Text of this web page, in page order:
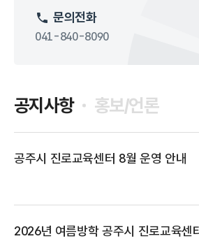
문의전화
041-840-8090
공지사항 홍보/언론
공주시 진로교육센터 8월 운영 안내
2026년 여름방학 공주시 진로교육센